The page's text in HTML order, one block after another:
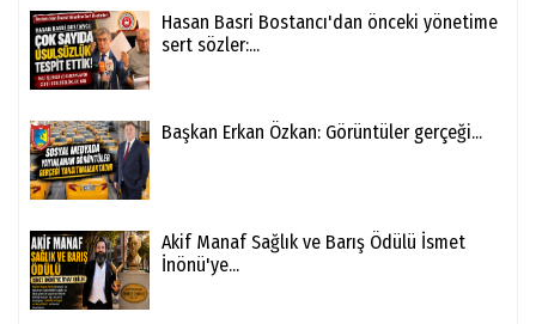
Hasan Basri Bostancı'dan önceki yönetime
sert sözler:...
Başkan Erkan Özkan: Görüntüler gerçeği...
Akif Manaf Sağlık ve Barış Ödülü İsmet
İnönü'ye...